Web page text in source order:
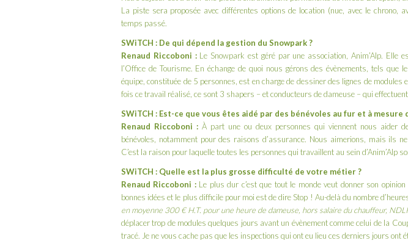
La piste sera proposée avec différentes options de location (nue, avec le chrono,
temps passé.
SWiTCH : De qui dépend la gestion du Snowpark ?
Renaud Riccoboni : Le Snowpark est géré par une association, Anim’Alp. Elle
l’Office de Tourisme. En échange de quoi nous gérons des évènements, tels que
équipe, constituée de 5 personnes, est en charge de dessiner des lignes de
fois ce travail réalisé, ce sont 3 shapers – et conducteurs de dameuse – qui
SWiTCH : Est-ce que vous êtes aidé par des bénévoles au fur et à mesure
Renaud Riccoboni : À part une ou deux personnes qui viennent nous aider
bénévoles, notamment pour des raisons d’assurance. Nous aimerions, mais ils
C’est la raison pour laquelle toutes les personnes qui travaillent au sein d’Anim’Alp
SWiTCH : Quelle est la plus grosse difficulté de votre métier ?
Renaud Riccoboni : Le plus dur c’est que tout le monde veut donner son
bonnes idées et le plus difficile pour moi est de dire Stop ! Au-delà du nombre
en moyenne 300 € H.T. pour une heure de dameuse, hors salaire du chauffeur,
déplacer trop de modules quelques jours avant un évènement comme celui de la
tracé. Je ne vous cache pas que les inspections qui ont eu lieu ces derniers jours ont